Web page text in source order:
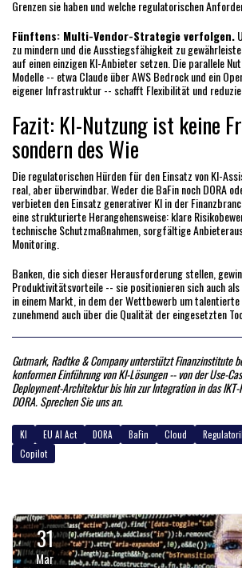
Grenzen sie haben und welche regulatorischen
Fünftens: Multi-Vendor-Strategie verfolgen.
zu mindern und die Ausstiegsfähigkeit zu
auf einen einzigen KI-Anbieter setzen. Die parallele
Modelle -- etwa Claude über AWS Bedrock und ein
eigener Infrastruktur -- schafft Flexibilität und
Fazit: KI-Nutzung ist keine
sondern des Wie
Die regulatorischen Hürden für den Einsatz von KI-
real, aber überwindbar. Weder die BaFin noch DORA
verbieten den Einsatz generativer KI in der
eine strukturierte Herangehensweise: klare
technische Schutzmaßnahmen, sorgfältige
Monitoring.
Banken, die sich dieser Herausforderung stellen,
Produktivitätsvorteile -- sie positionieren sich auch
in einem Markt, in dem der Wettbewerb um
zunehmend auch über die Qualität der eingesetzten
Gutmark, Radtke & Company unterstützt Finanzinstitute
konformen Einführung von KI-Lösungen -- von der Use-
Deployment-Architektur bis hin zur Integration in das
DORA. Sprechen Sie uns an.
KI EU AI Act DORA BaFin Cloud
Copilot
31
Mar